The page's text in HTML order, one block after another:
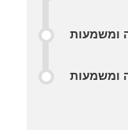
ומשמעות
ומשמעות